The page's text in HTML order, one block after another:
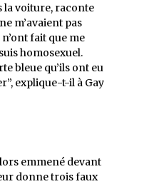
la voiture, raconte
m’avaient pas
fait que me
homosexuel.
bleue qu’ils ont eu
explique-t-il à Gay
emmené devant
donne trois faux